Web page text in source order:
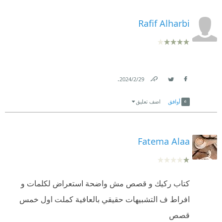
Rafif Alharbi
29‏/2‏/2024
.
أوافق اضف تعليق
Fatema Alaa
كتاب ركيك و قصص مش واضحة استعراض لكلمات و
افراط ف التشبيهات حقيقي بالعافية كملت اول خمس
قصص